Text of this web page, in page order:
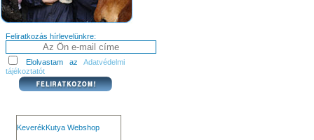
Feliratkozás hírlevelünkre:
Elolvastam az Adatvédelmi
tájékoztatót
KeverékKutya Webshop